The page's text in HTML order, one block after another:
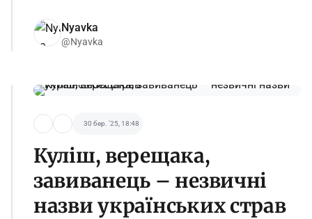
Nyavka
@Nyavka
30 бер. '25, 18:48
Куліш, верещака,
завиванець – незвичні
назви українських страв